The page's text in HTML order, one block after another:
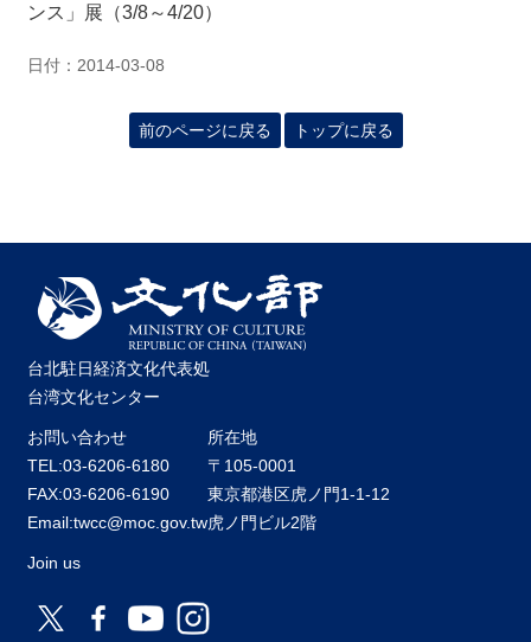
ンス」展（3/8～4/20）
日付：2014-03-08
前のページに戻る トップに戻る
台北駐日経済文化代表処
台湾文化センター
お問い合わせ
TEL:03-6206-6180
FAX:03-6206-6190
Email:twcc@moc.gov.tw
所在地
〒105-0001
東京都港区虎ノ門1-1-12
虎ノ門ビル2階
Join us